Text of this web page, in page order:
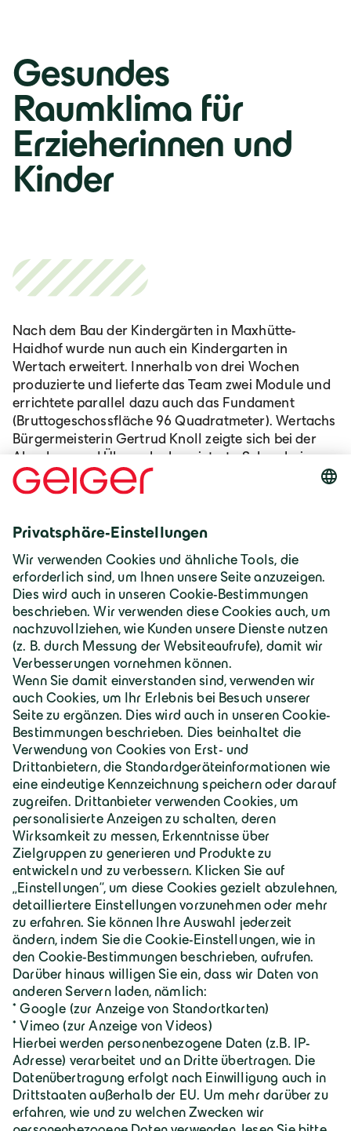
Gesundes
Raumklima für
Erzieherinnen und
Kinder
Zum Holzsystembau
Nach dem Bau der Kindergärten in Maxhütte-
Haidhof wurde nun auch ein Kindergarten in
Wertach erweitert. Innerhalb von drei Wochen
produzierte und lieferte das Team zwei Module und
errichtete parallel dazu auch das Fundament
(Bruttogeschossfläche 96 Quadratmeter). Wertachs
Bürgermeisterin Gertrud Knoll zeigte sich bei der
Abnahme und Übergabe begeistert: „Schon beim
Betreten nimmt man die gesunde Raumatmosphäre
und den Geruch von Holz wahr".
Deutschland | Deutsch
Geiger Gruppe
Über Geiger
Karriere
Geiger Gruppe
Wilhelm-Geiger-Straße 1
87561 Oberstdorf